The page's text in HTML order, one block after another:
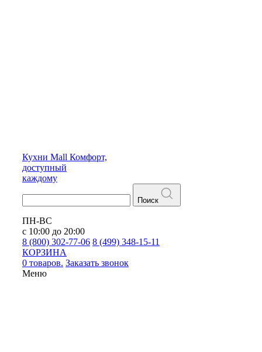
Кухни Mall Комфорт,
доступный
каждому
Поиск
ПН-ВС
с 10:00 до 20:00
8 (800) 302-77-06 8 (499) 348-15-11
КОРЗИНА
0 товаров. Заказать звонок
Меню